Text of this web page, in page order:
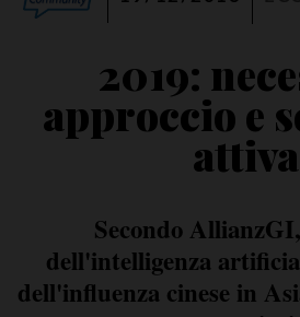
2019:
approccio e
attiva
Secondo
dell'intelligenza
dell'influenza cinese in